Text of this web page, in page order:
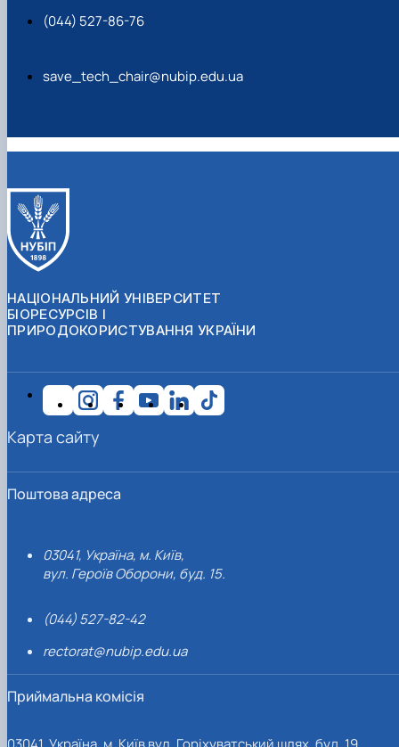
(044) 527-86-76
save_tech_chair@nubip.edu.ua
НАЦІОНАЛЬНИЙ УНІВЕРСИТЕТ
БІОРЕСУРСІВ І
ПРИРОДОКОРИСТУВАННЯ УКРАЇНИ
Поштова адреса
03041, Україна, м. Київ,
вул. Героїв Оборони, буд. 15.
(044) 527-82-42
rectorat@nubip.edu.ua
Приймальна комісія
Карта сайту